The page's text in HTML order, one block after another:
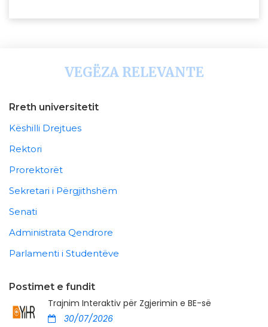
VEGËZA RELEVANTE
Rreth universitetit
Këshilli Drejtues
Rektori
Prorektorët
Sekretari i Përgjithshëm
Senati
Administrata Qendrore
Parlamenti i Studentëve
Postimet e fundit
Trajnim Interaktiv për Zgjerimin e BE-së
30/07/2026